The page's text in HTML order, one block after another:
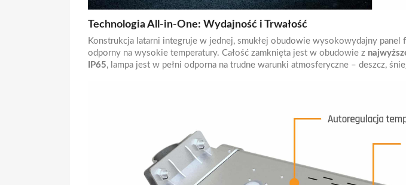
Technologia All-in-One: Wydajność i Trwałość
Konstrukcja latarni integruje w jednej, smukłej obudowie wysokowydajny
odporny na wysokie temperatury. Całość zamknięta jest w obudowie z
IP65, lampa jest w pełni odporna na trudne warunki atmosferyczne – deszcz,